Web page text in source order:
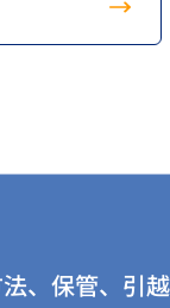
、保管、引